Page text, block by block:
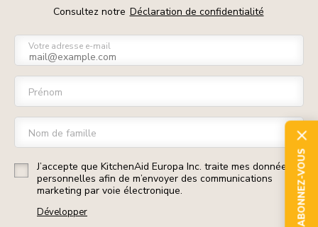
Consultez notre Déclaration de confidentialité
Votre adresse e-mail
Prénom
Nom de famille
J’accepte que KitchenAid Europa Inc. traite mes données
personnelles afin de m’envoyer des communications
marketing par voie électronique.
Développer ABONNEZ-VOUS